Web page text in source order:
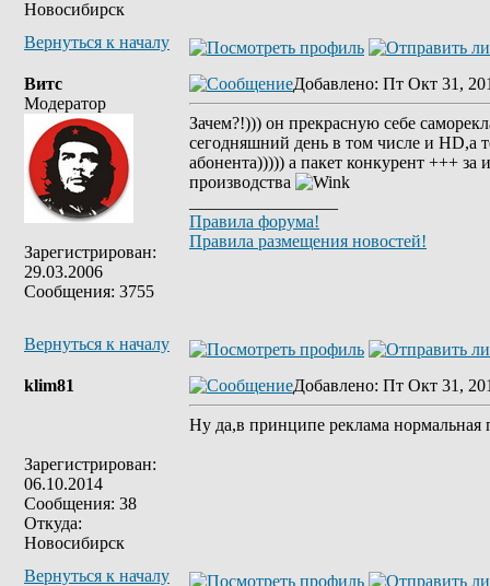
Новосибирск
Вернуться к началу
Витс
Модератор
Зарегистрирован:
29.03.2006
Сообщения: 3755
Добавлено: Пт Окт 31,
Зачем?!))) он прекрасную себе
сегодняшний день в том числе и HD,а
абонента))))) а пакет конкурент +++
производства
Правила форума!
Правила размещения новостей!
Вернуться к началу
klim81
Зарегистрирован:
06.10.2014
Сообщения: 38
Откуда:
Новосибирск
Добавлено: Пт Окт 31,
Ну да,в принципе реклама нормальная
Вернуться к началу